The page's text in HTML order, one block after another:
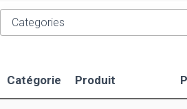
Categories
Affiches et prospectus
Catégorie Produit